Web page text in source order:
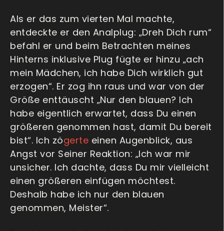
Als er das zum vierten Mal machte,
entdeckte er den Analplug: „Dreh Dich rum“
befahl er und beim Betrachten meines
Hinterns inklusive Plug fügte er hinzu „ach
mein Mädchen, ich habe Dich wirklich gut
erzogen“. Er zog ihn raus und war von der
Größe enttäuscht „Nur den blauen? Ich
habe eigentlich erwartet, dass Du einen
größeren genommen hast, damit Du bereit
bist“. Ich zögerte einen Augenblick, aus
Angst vor Seiner Reaktion: „Ich war mir
unsicher. Ich dachte, dass Du mir vielleicht
einen größeren einfügen möchtest.
Deshalb habe ich nur den blauen
genommen, Meister“.